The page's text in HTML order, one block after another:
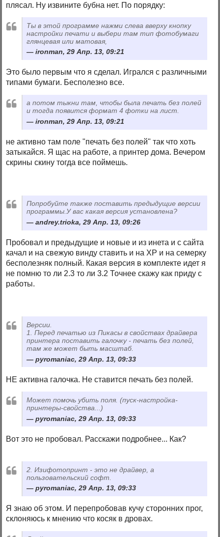
плясал. Ну извините бубна нет. По порядку:
Ты в этой программе нажми слева вверху кнопку
настройки печати и выбери там тип фотобумаги
глянцевая или матовая,
ironman, 29 Апр. 13, 09:21
Это было первым что я сделал. Игрался с различными
типами бумаги. Бесполезно все.
а потом тыкни там, чтобы была печать без полей
и тогда появится формат 4 фотки на лист.
ironman, 29 Апр. 13, 09:21
не активно там поле "печать без полей" так что хоть
затыкайся. Я щас на работе, а принтер дома. Вечером
скрины скину тогда все поймешь.
Попробуйте также поставить предыдущие версии
программы.У вас какая версия установлена?
andrey.trioka, 29 Апр. 13, 09:26
Пробовал и предыдущие и новые и из инета и с сайта
качал и на свежую винду ставить и на ХР и на семерку
бесполезняк полный. Какая версия в комплекте идет я
не помню то ли 2.3 то ли 3.2 Точнее скажу как приду с
работы.
Версии.
1. Перед печатью из Пикасы в свойствах драйвера
принтера поставить галочку - печать без полей,
там же может быть масштаб.
pyromaniac, 29 Апр. 13, 09:33
НЕ активна галочка. Не ставится печать без полей.
Может помочь убить поля. (пуск-настройка-
принтеры-свойства...)
pyromaniac, 29 Апр. 13, 09:33
Вот это не пробовал. Расскажи подробнее... Как?
2. Изифотопринт - это не драйвер, а
пользовательский софт.
pyromaniac, 29 Апр. 13, 09:33
Я знаю об этом. И перепробовав кучу сторонних прог,
склоняюсь к мнению что косяк в дровах.